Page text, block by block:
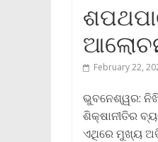
February 22,
ଭୁବନେଶ୍ୱର:
ଶିକ୍ଷାନୀତିର
ଏଥିରେ ମୁଖ୍ୟ